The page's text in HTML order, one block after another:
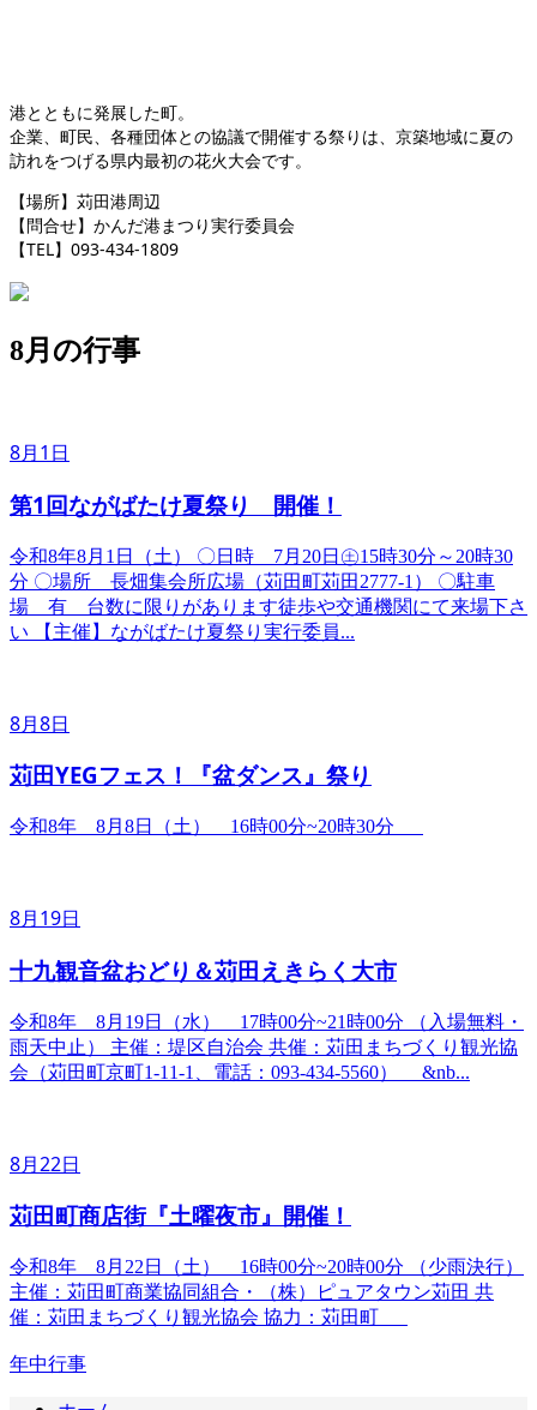
港とともに発展した町。
企業、町民、各種団体との協議で開催する祭りは、京築地域に夏の
訪れをつげる県内最初の花火大会です。
【場所】苅田港周辺
【問合せ】かんだ港まつり実行委員会
【TEL】093-434-1809
8月の行事
8月1日
第1回ながばたけ夏祭り 開催！
令和8年8月1日（土） ​〇日時 7月20日㊏15時30分～20時30
分 〇場所 長畑集会所広場（苅田町苅田2777-1） 〇駐車
場 有 台数に限りがあります徒歩や交通機関にて来場下さ
い 【主催】ながばたけ夏祭り実行委員...
8月8日
苅田YEGフェス！『盆ダンス』祭り
令和8年 8月8日（土） 16時00分~20時30分
8月19日
十九観音盆おどり＆苅田えきらく大市
令和8年 8月19日（水） 17時00分~21時00分 （入場無料・
雨天中止） 主催：堤区自治会 共催：苅田まちづくり観光協
会（苅田町京町1-11-1、電話：093-434-5560） &nb...
8月22日
苅田町商店街『土曜夜市』開催！
令和8年 8月22日（土） 16時00分~20時00分 （少雨決行）
主催：苅田町商業協同組合・（株）ピュアタウン苅田 共
催：苅田まちづくり観光協会 協力：苅田町
年中行事